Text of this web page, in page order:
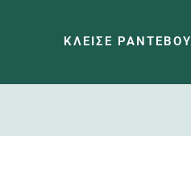
ΚΛΕΊΣΕ ΡΑΝΤΕΒΟΎ